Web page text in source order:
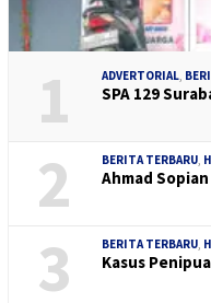
1 ADVERTORIAL,
SPA 129
2 BERITA TERBARU,
Ahmad
3 BERITA TERBARU,
Kasus